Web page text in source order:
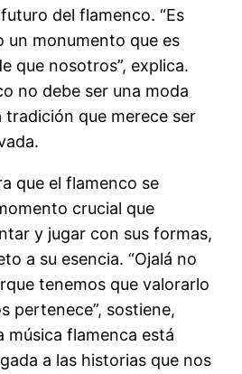
del flamenco. “Es
un monumento que es
que nosotros”, explica.
no debe ser una moda
tradición que merece ser
que el flamenco se
crucial que
y jugar con sus formas,
a su esencia. “Ojalá no
tenemos que valorarlo
pertenece”, sostiene,
música flamenca está
a las historias que nos